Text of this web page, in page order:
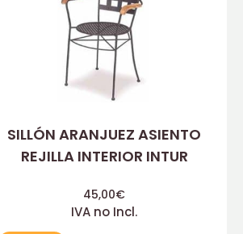
SILLÓN ARANJUEZ ASIENTO
REJILLA INTERIOR INTUR
45,00€
IVA no Incl.